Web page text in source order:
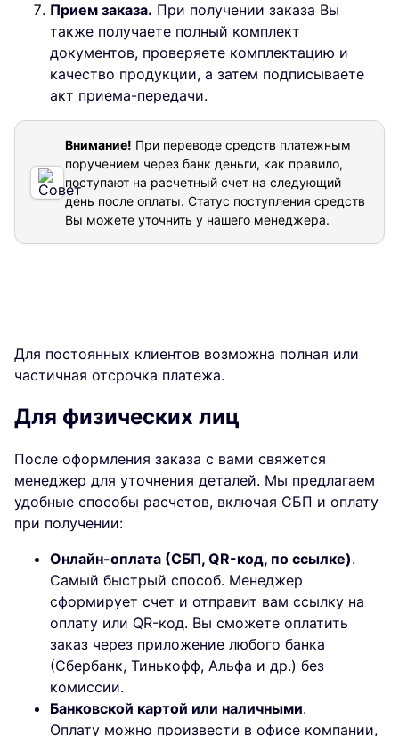
Прием заказа. При получении заказа Вы
также получаете полный комплект
документов, проверяете комплектацию и
качество продукции, а затем подписываете
акт приема-передачи.
Внимание! При переводе средств платежным
поручением через банк деньги, как правило,
поступают на расчетный счет на следующий
день после оплаты. Статус поступления средств
Вы можете уточнить у нашего менеджера.
Для постоянных клиентов возможна полная или
частичная отсрочка платежа.
Для физических лиц
После оформления заказа с вами свяжется
менеджер для уточнения деталей. Мы предлагаем
удобные способы расчетов, включая СБП и оплату
при получении:
Онлайн-оплата (СБП, QR-код, по ссылке).
Самый быстрый способ. Менеджер
сформирует счет и отправит вам ссылку на
оплату или QR-код. Вы сможете оплатить
заказ через приложение любого банка
(Сбербанк, Тинькофф, Альфа и др.) без
комиссии.
Банковской картой или наличными.
Оплату можно произвести в офисе компании,